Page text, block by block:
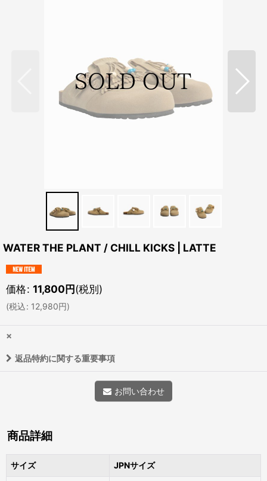
WATER THE PLANT / CHILL KICKS | LATTE
価格: 11,800円(税別)
(税込: 12,980円)
×
返品特約に関する重要事項
お問い合わせ
商品詳細
サイズ JPNサイズ